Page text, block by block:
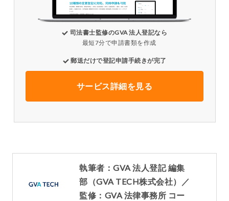
司法書士監修のGVA 法人登記なら
最短7分で申請書類を作成
郵送だけで登記申請手続きが完了
サービス詳細を見る
執筆者：GVA 法人登記 編集
部（GVA TECH株式会社）／
監修：GVA 法律事務所 コー